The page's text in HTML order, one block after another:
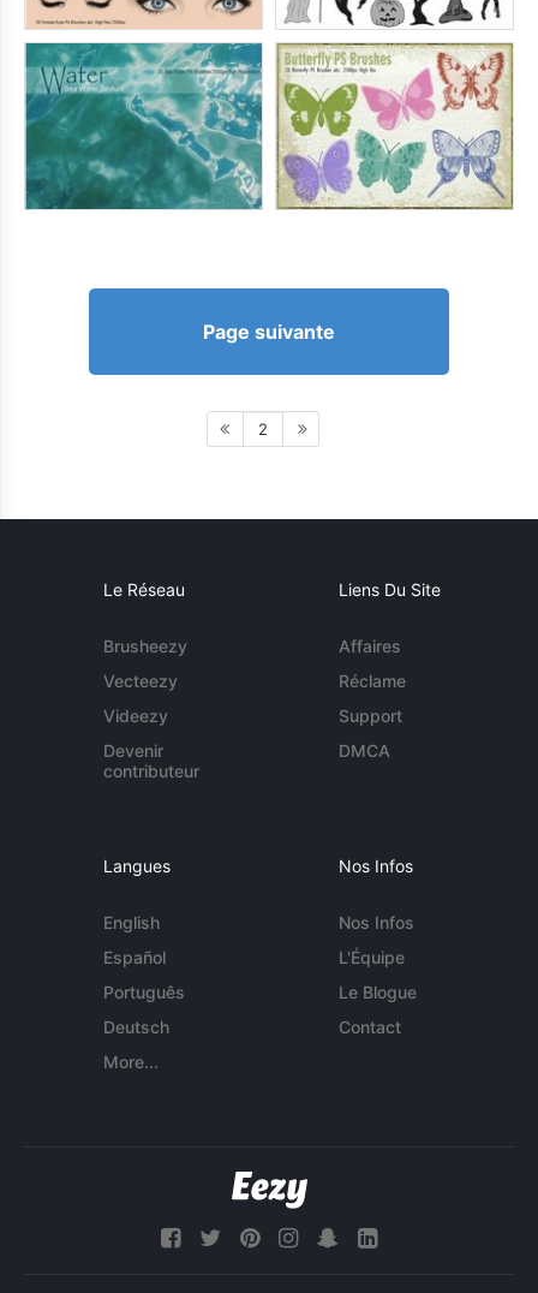
Page suivante
2
Le Réseau
Brusheezy
Vecteezy
Videezy
Devenir
contributeur
Liens Du Site
Affaires
Réclame
Support
DMCA
Langues
English
Español
Português
Deutsch
More...
Nos Infos
Nos Infos
L'Équipe
Le Blogue
Contact